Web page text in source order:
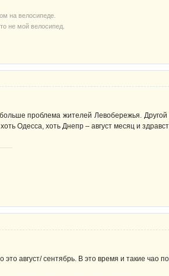
на велосипеде.
не мой велосипед.
проблема жителей Левобережья. Другой
Одесса, хоть Днепр – август месяц и
август/ сентябрь. В это время и такие чао